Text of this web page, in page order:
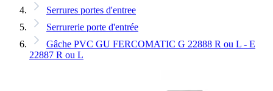
Serrures portes d'entree
Serrurerie porte d'entrée
Gâche PVC GU FERCOMATIC G 22888 R ou L - E
22887 R ou L